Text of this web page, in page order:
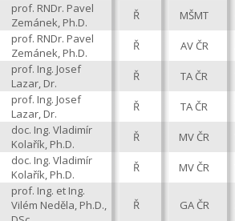
prof. RNDr. Pavel
Zemánek, Ph.D.
Ř MŠMT
prof. RNDr. Pavel
Zemánek, Ph.D.
Ř AV ČR
prof. Ing. Josef
Lazar, Dr.
Ř TA ČR
prof. Ing. Josef
Lazar, Dr.
Ř TA ČR
doc. Ing. Vladimír
Kolařík, Ph.D.
Ř MV ČR
doc. Ing. Vladimír
Kolařík, Ph.D.
Ř MV ČR
prof. Ing. et Ing.
Vilém Neděla, Ph.D.,
Ř GA ČR